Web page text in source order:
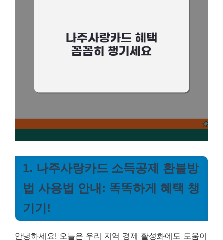
1. 나주사랑카드 소득공제 환불방
법 사용법 안내: 똑똑하게 혜택 챙
기기!
안녕하세요! 오늘은 우리 지역 경제 활성화에도 도움이